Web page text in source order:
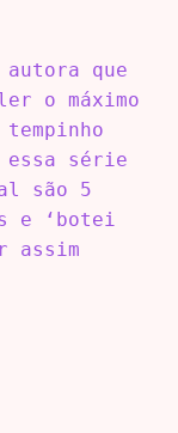
autora que
o máximo
essa série
são 5
e ‘botei
assim